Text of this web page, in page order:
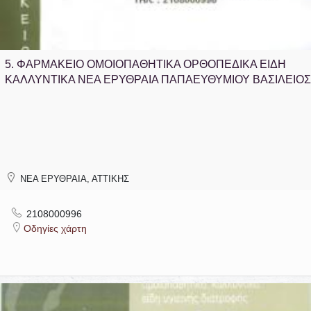
5. ΦΑΡΜΑΚΕΙΟ ΟΜΟΙΟΠΑΘΗΤΙΚΑ ΟΡΘΟΠΕΔΙΚΑ ΕΙΔΗ
ΚΑΛΛΥΝΤΙΚΑ ΝΕΑ ΕΡΥΘΡΑΙΑ ΠΑΠΑΕΥΘΥΜΙΟΥ ΒΑΣΙΛΕΙΟΣ
ΝΕΑ ΕΡΥΘΡΑΙΑ, ΑΤΤΙΚΗΣ
2108000996
Οδηγίες χάρτη